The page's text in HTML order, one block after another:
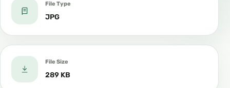
File Type
JPG
File Size
289 KB